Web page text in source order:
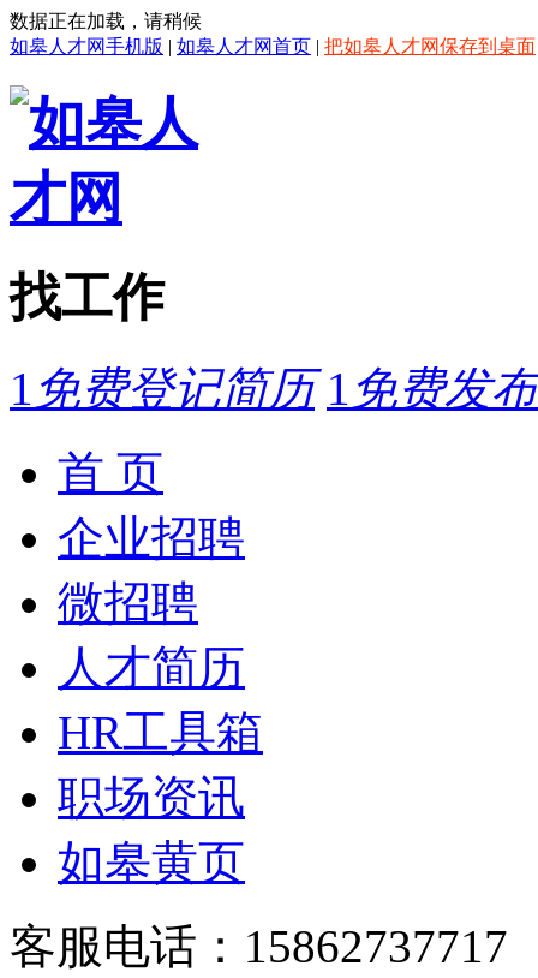
数据正在加载，请稍候
如皋人才网手机版 | 如皋人才网首页 | 把如皋人才网保存到桌面
找工作
1 免费登记简历 1 免费发
首 页
企业招聘
微招聘
人才简历
HR工具箱
职场资讯
如皋黄页
客服电话：15862737717